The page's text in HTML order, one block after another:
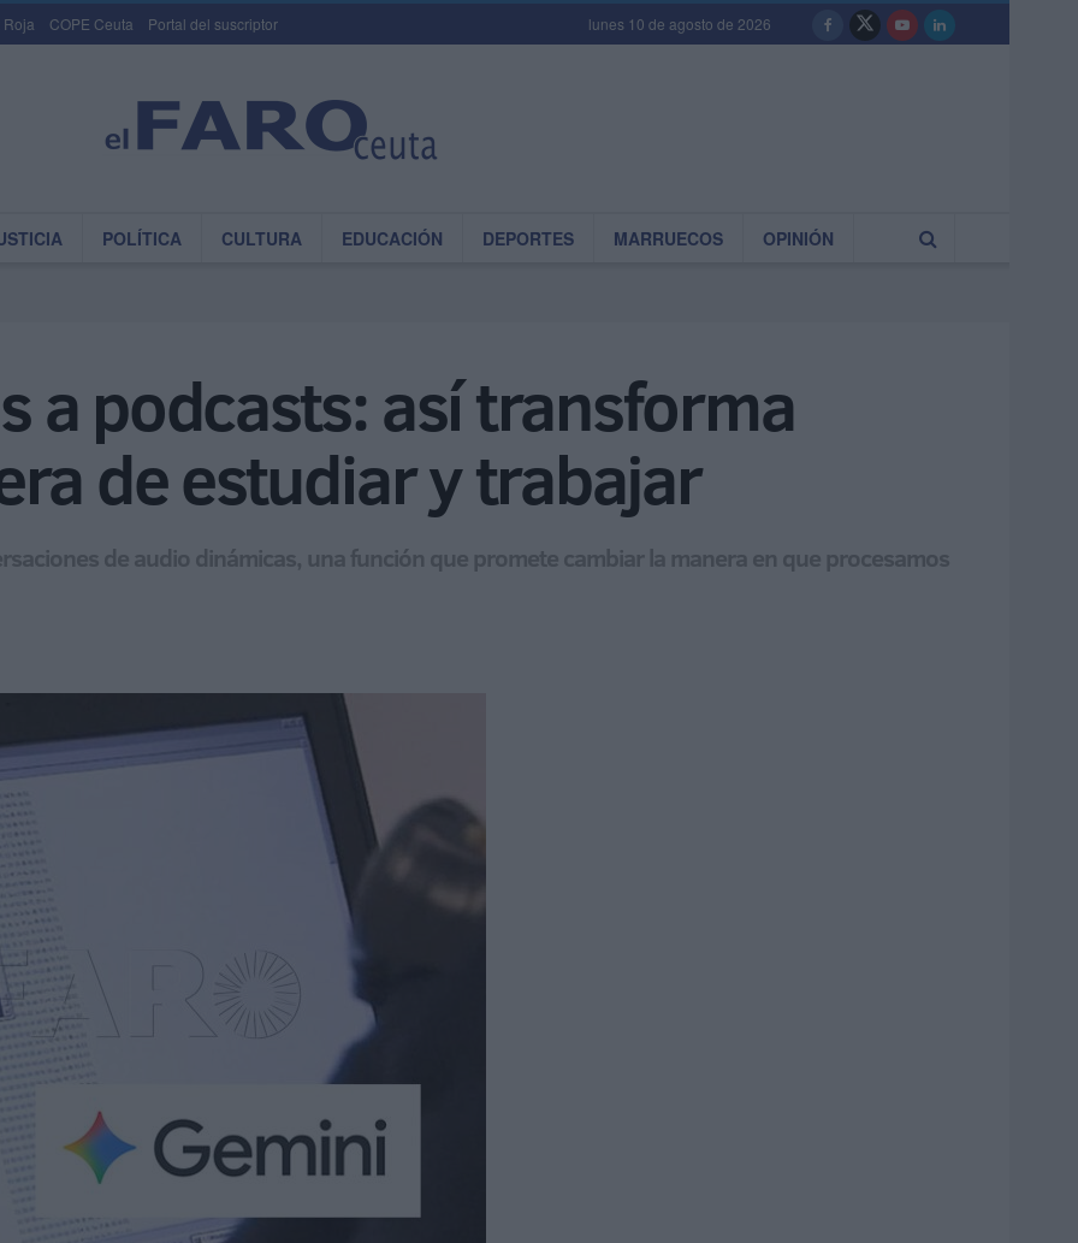
Roja COPE Ceuta Portal del suscriptor lunes 10 de agosto de 2026
POLÍTICA CULTURA EDUCACIÓN DEPORTES MARRUECOS OPINIÓN
a podcasts: así transforma
de estudiar y trabajar
de audio dinámicas, una función que promete cambiar la manera en que procesamos